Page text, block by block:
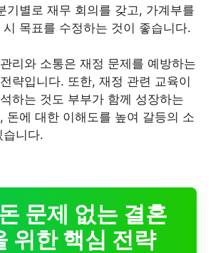
기별로 재무 회의를 갖고, 가계부를
목표를 수정하는 것이 좋습니다.
리와 소통은 재정 문제를 예방하는
략입니다. 또한, 재정 관련 교육이
하는 것도 부부가 함께 성장하는
돈에 대한 이해도를 높여 갈등의 소
습니다.
문제 없는 결혼
위한 핵심 전략